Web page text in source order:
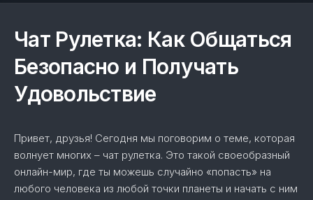
Чат Рулетка: Как Общаться
Безопасно и Получать
Удовольствие
Привет, друзья! Сегодня мы поговорим о теме, которая
волнует многих – чат рулетка. Это такой своеобразный
онлайн-мир, где ты можешь случайно «попасть» на
любого человека из любой точки планеты и начать с ним